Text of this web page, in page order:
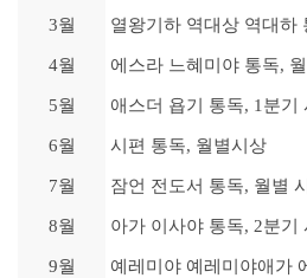
3월 열왕기하 역대상 역대하
4월 에스라 느혜미야 통독,
5월 애스더 욥기 통독, 1분기
6월 시편 통독, 월별시상
7월 잠언 전도서 통독, 월별
8월 아가 이사야 통독, 2분기
9월 예레미야 예레미야애가